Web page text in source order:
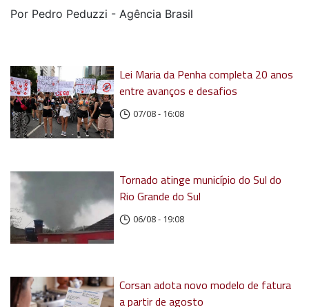
Por Pedro Peduzzi - Agência Brasil
Lei Maria da Penha completa 20 anos
entre avanços e desafios
07/08 - 16:08
Tornado atinge município do Sul do
Rio Grande do Sul
06/08 - 19:08
Corsan adota novo modelo de fatura
a partir de agosto